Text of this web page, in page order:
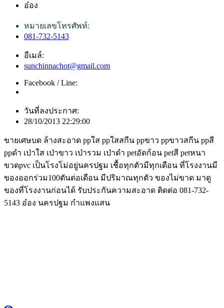
อ๋อง
หมายเลขโทรศัพท์:
081-732-5143
อีเมล์:
sunchinnachot@gmail.com
Facebook / Line:
วันที่ลงประกาศ:
28/10/2013 22:29:00
ขายเศษบด ล้างสะอาด ppใส ppใสสกีน ppขาว ppขาวสกีน ppสี
ppดำ เป่าใส เป่าขาว เป่ารวม เป่าดำ petอัดก้อน petสี petหนา
ขวดpvc เป็นโรงโม่อยู่นครปฐม เชื้อทุกตัวมีทุกเดือน ที่โรงงานมี
ของออกร่วม100ตันต่อเดือน มีปริมาณทุกตัว ของไม่ขาด มาดู
ของที่โรงงานก่อนได้ รับประกันความสะอาด ติดต่อ 081-732-
5143 อ๋อง นครปฐม กำแพงแสน